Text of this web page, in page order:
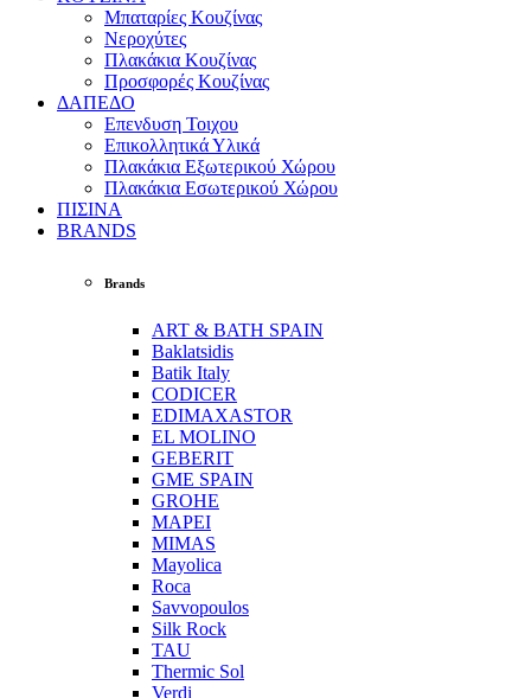
Μπαταρίες Κουζίνας
Νεροχύτες
Πλακάκια Κουζίνας
Προσφορές Κουζίνας
ΔΑΠΕΔΟ
Επενδυση Τοιχου
Επικολλητικά Υλικά
Πλακάκια Εξωτερικού Χώρου
Πλακάκια Εσωτερικού Χώρου
ΠΙΣΙΝΑ
BRANDS
Brands
ART & BATH SPAIN
Baklatsidis
Batik Italy
CODICER
EDIMAXASTOR
EL MOLINO
GEBERIT
GME SPAIN
GROHE
MAPEI
MIMAS
Mayolica
Roca
Savvopoulos
Silk Rock
TAU
Thermic Sol
Verdi